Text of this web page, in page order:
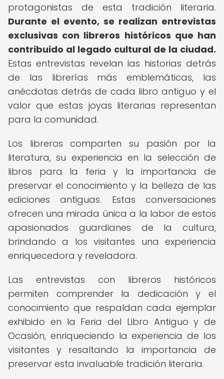
protagonistas de esta tradición literaria.
Durante el evento, se realizan entrevistas
exclusivas con libreros históricos que han
contribuido al legado cultural de la ciudad.
Estas entrevistas revelan las historias detrás
de las librerías más emblemáticas, las
anécdotas detrás de cada libro antiguo y el
valor que estas joyas literarias representan
para la comunidad.
Los libreros comparten su pasión por la
literatura, su experiencia en la selección de
libros para la feria y la importancia de
preservar el conocimiento y la belleza de las
ediciones antiguas. Estas conversaciones
ofrecen una mirada única a la labor de estos
apasionados guardianes de la cultura,
brindando a los visitantes una experiencia
enriquecedora y reveladora.
Las entrevistas con libreros históricos
permiten comprender la dedicación y el
conocimiento que respaldan cada ejemplar
exhibido en la Feria del Libro Antiguo y de
Ocasión, enriqueciendo la experiencia de los
visitantes y resaltando la importancia de
preservar esta invaluable tradición literaria.